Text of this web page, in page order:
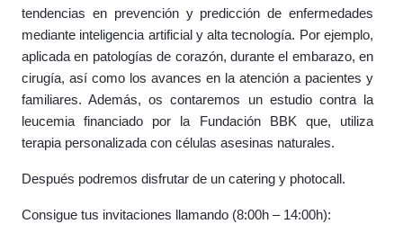
tendencias en prevención y predicción de enfermedades
mediante inteligencia artificial y alta tecnología. Por ejemplo,
aplicada en patologías de corazón, durante el embarazo, en
cirugía, así como los avances en la atención a pacientes y
familiares. Además, os contaremos un estudio contra la
leucemia financiado por la Fundación BBK que, utiliza
terapia personalizada con células asesinas naturales.
Después podremos disfrutar de un catering y photocall.
Consigue tus invitaciones llamando (8:00h – 14:00h):